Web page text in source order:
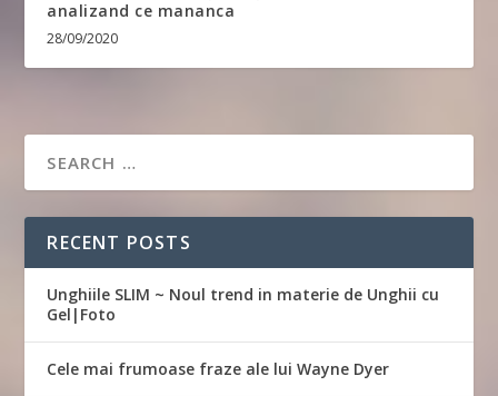
analizand ce mananca
28/09/2020
RECENT POSTS
Unghiile SLIM ~ Noul trend in materie de Unghii cu
Gel|Foto
Cele mai frumoase fraze ale lui Wayne Dyer